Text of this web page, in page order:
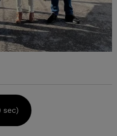
sec)